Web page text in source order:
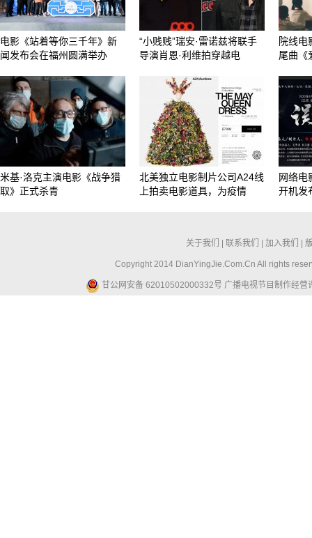
电影《站着等你三千年》新
闻发布会在福州圆满举办
“小贱贱”瑞安·雷诺兹将联手
导演肖恩·利维拍穿越电
院线电
尾曲《
米基·洛克主演电影《战争猎
取》正式杀青
北美独立电影制片公司A24线
上拍卖电影道具，为疫情
网络电
开机发
关于我们 联系我们 加入我们
Copyright 2014 DianYingJie.Com.Cn All rights
甘公网安备 62010502000332号 广播电视节目制作经